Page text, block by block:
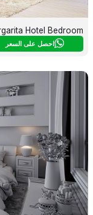
Hotel Bedroom
احصل على السعر